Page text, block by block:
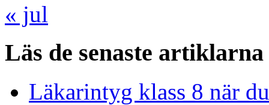
« jul
Läs de senaste artiklarna
Läkarintyg klass 8 när